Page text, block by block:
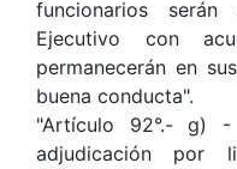
funcionarios
Ejecutivo con
permanecerán en
buena conducta".
"Artículo 92°.- g) -
adjudicación por